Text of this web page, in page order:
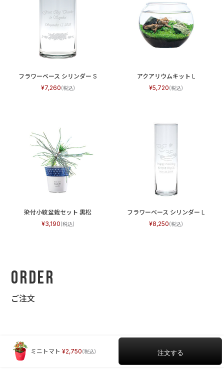
フラワーベース シリンダー S
7,260
アクアリウムキット L
5,720
染付小紋盆栽セット 黒松
3,190
フラワーベース シリンダー L
8,250
Order
ご注文
ミニトマト 2,750